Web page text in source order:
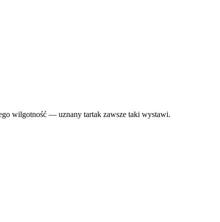
wilgotność — uznany tartak zawsze taki wystawi.